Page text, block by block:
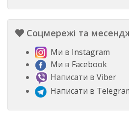
Соцмережі та
Ми в Instagram
Ми в Facebook
Написати в Viber
Написати в